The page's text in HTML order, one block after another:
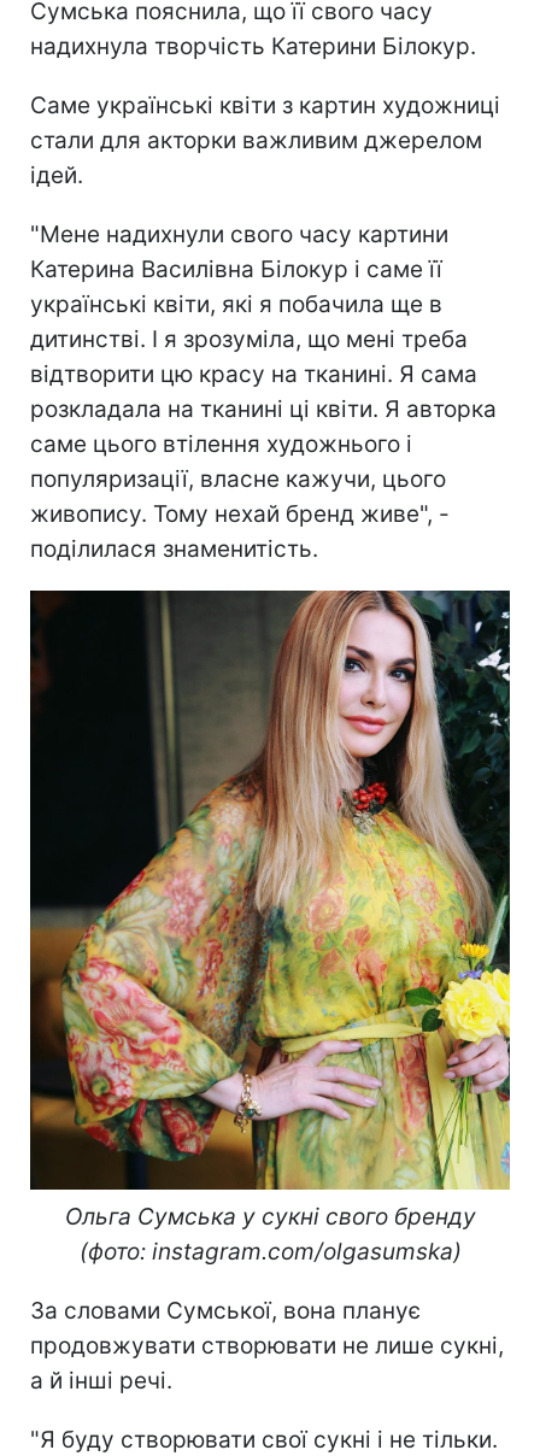
Сумська пояснила, що її свого часу
надихнула творчість Катерини Білокур.
Саме українські квіти з картин художниці
стали для акторки важливим джерелом
ідей.
"Мене надихнули свого часу картини
Катерина Василівна Білокур і саме її
українські квіти, які я побачила ще в
дитинстві. І я зрозуміла, що мені треба
відтворити цю красу на тканині. Я сама
розкладала на тканині ці квіти. Я авторка
саме цього втілення художнього і
популяризації, власне кажучи, цього
живопису. Тому нехай бренд живе", -
поділилася знаменитість.
Ольга Сумська у сукні свого бренду
(фото: instagram.com/olgasumska)
За словами Сумської, вона планує
продовжувати створювати не лише сукні,
а й інші речі.
"Я буду створювати свої сукні і не тільки.